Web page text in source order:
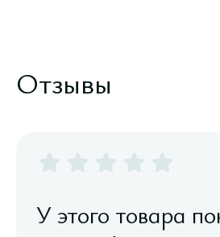
Отзывы
У этого товара